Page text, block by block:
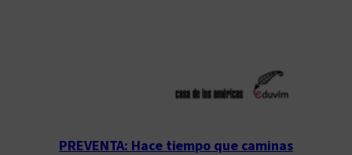
PREVENTA: Hace tiempo que caminas